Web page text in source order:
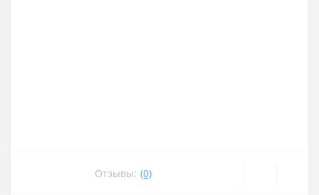
Отзывы: (0)